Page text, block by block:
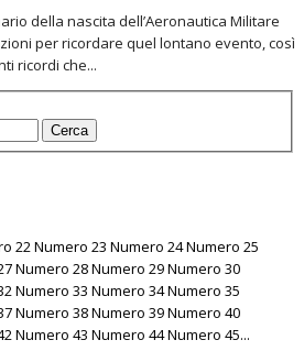
della nascita dell’Aeronautica Militare
per ricordare quel lontano evento, così
ricordi che...
Cerca
22 Numero 23 Numero 24 Numero 25
Numero 28 Numero 29 Numero 30
Numero 33 Numero 34 Numero 35
Numero 38 Numero 39 Numero 40
Numero 43 Numero 44 Numero 45...